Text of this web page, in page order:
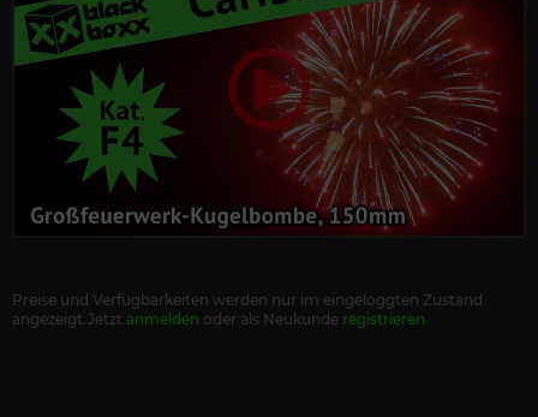
Preise und Verfügbarkeiten werden nur im eingeloggten Zustand
angezeigt.Jetzt anmelden oder als Neukunde registrieren